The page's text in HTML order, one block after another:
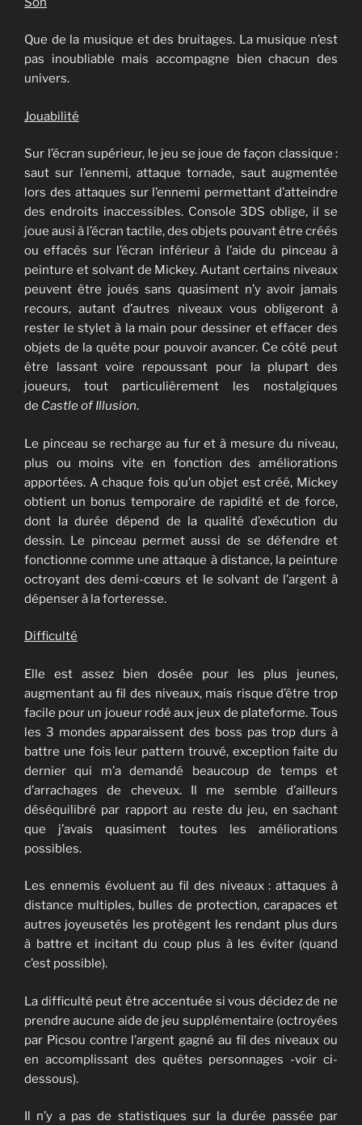
Que de la musique et des bruitages. La musique n’est
pas inoubliable mais accompagne bien chacun des
univers.
Jouabilité
Sur l’écran supérieur, le jeu se joue de façon classique :
saut sur l’ennemi, attaque tornade, saut augmentée
lors des attaques sur l’ennemi permettant d’atteindre
des endroits inaccessibles. Console 3DS oblige, il se
joue ausi à l’écran tactile, des objets pouvant être créés
ou effacés sur l’écran inférieur à l’aide du pinceau à
peinture et solvant de Mickey. Autant certains niveaux
peuvent être joués sans quasiment n’y avoir jamais
recours, autant d’autres niveaux vous obligeront à
rester le stylet à la main pour dessiner et effacer des
objets de la quête pour pouvoir avancer. Ce côté peut
être lassant voire repoussant pour la plupart des
joueurs, tout particulièrement les nostalgiques
de Castle of Illusion.
Le pinceau se recharge au fur et à mesure du niveau,
plus ou moins vite en fonction des améliorations
apportées. A chaque fois qu’un objet est créé, Mickey
obtient un bonus temporaire de rapidité et de force,
dont la durée dépend de la qualité d’exécution du
dessin. Le pinceau permet aussi de se défendre et
fonctionne comme une attaque à distance, la peinture
octroyant des demi-cœurs et le solvant de l’argent à
dépenser à la forteresse.
Difficulté
Elle est assez bien dosée pour les plus jeunes,
augmentant au fil des niveaux, mais risque d’être trop
facile pour un joueur rodé aux jeux de plateforme. Tous
les 3 mondes apparaissent des boss pas trop durs à
battre une fois leur pattern trouvé, exception faite du
dernier qui m’a demandé beaucoup de temps et
d’arrachages de cheveux. Il me semble d’ailleurs
déséquilibré par rapport au reste du jeu, en sachant
que j’avais quasiment toutes les améliorations
possibles.
Les ennemis évoluent au fil des niveaux : attaques à
distance multiples, bulles de protection, carapaces et
autres joyeusetés les protègent les rendant plus durs
à battre et incitant du coup plus à les éviter (quand
c’est possible).
La difficulté peut être accentuée si vous décidez de ne
prendre aucune aide de jeu supplémentaire (octroyées
par Picsou contre l’argent gagné au fil des niveaux ou
en accomplissant des quêtes personnages -voir ci-
dessous).
Il n’y a pas de statistiques sur la durée passée par